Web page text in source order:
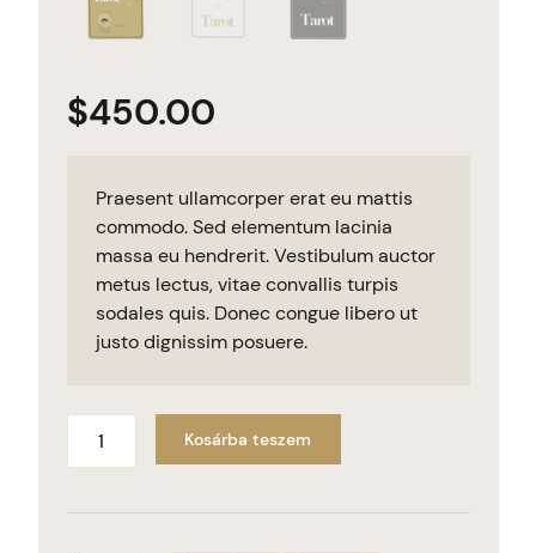
$450.00
Praesent ullamcorper erat eu mattis
commodo. Sed elementum lacinia
massa eu hendrerit. Vestibulum auctor
metus lectus, vitae convallis turpis
sodales quis. Donec congue libero ut
justo dignissim posuere.
Kosárba teszem